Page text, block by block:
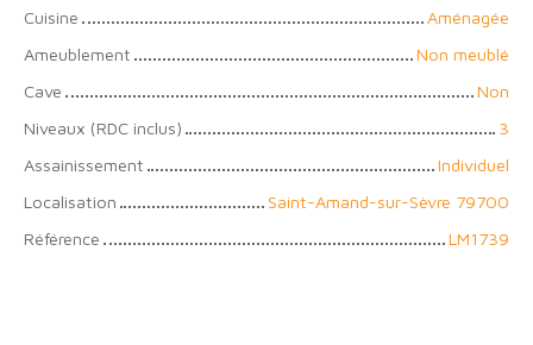
Cuisine
Aménagée
Ameublement
Non meublé
Cave
Non
Niveaux (RDC inclus)
3
Assainissement
Individuel
Localisation
Saint-Amand-sur-Sèvre 79700
Référence
LM1739